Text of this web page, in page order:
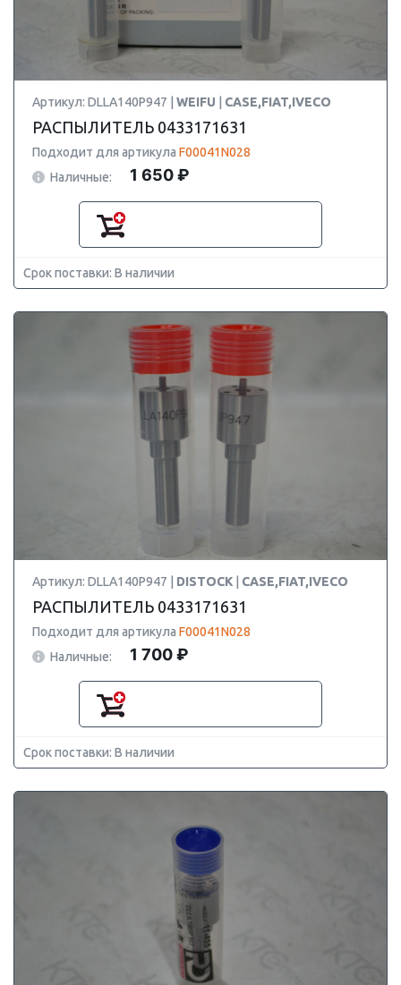
Артикул: DLLA140P947 | WEIFU CASE,FIAT,IVECO
РАСПЫЛИТЕЛЬ 0433171631
Подходит для артикула F00041N028
Наличные:
1 650 ₽
Срок поставки: В наличии
Артикул: DLLA140P947 | DISTOCK CASE,FIAT,IVECO
РАСПЫЛИТЕЛЬ 0433171631
Подходит для артикула F00041N028
Наличные:
1 700 ₽
Срок поставки: В наличии